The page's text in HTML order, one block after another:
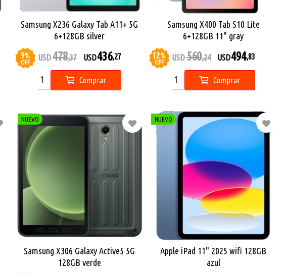
Samsung X236 Galaxy Tab A11+ 5G
6+128GB silver
9%
OFF
USD478,37 USD436,27
Comprar
Samsung X400 Tab S10 Lite
6+128GB 11" gray
12%
OFF
USD560,24 USD494,83
Comprar
NUEVO
Samsung X306 Galaxy Active5 5G
128GB verde
NUEVO
Apple iPad 11" 2025 wifi 128GB
azul